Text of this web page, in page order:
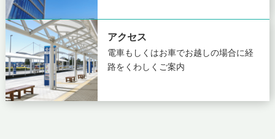
アクセス
電車もしくはお車でお越しの場合に経
路をくわしくご案内